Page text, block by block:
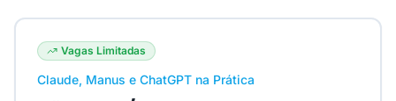
Vagas Limitadas
Claude, Manus e ChatGPT na Prática